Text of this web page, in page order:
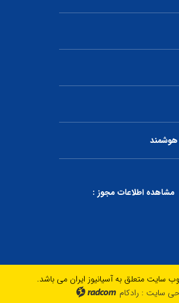
هوشمند
مشاهده اطلاعات مجوز :
سایت متعلق به آسیانیوز ایران می باشد.
سایت : رادکام radcom